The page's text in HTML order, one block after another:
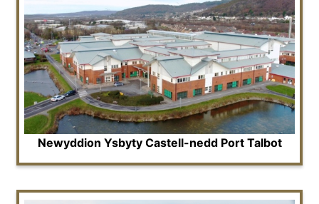
Newyddion Ysbyty Castell-nedd Port Talbot